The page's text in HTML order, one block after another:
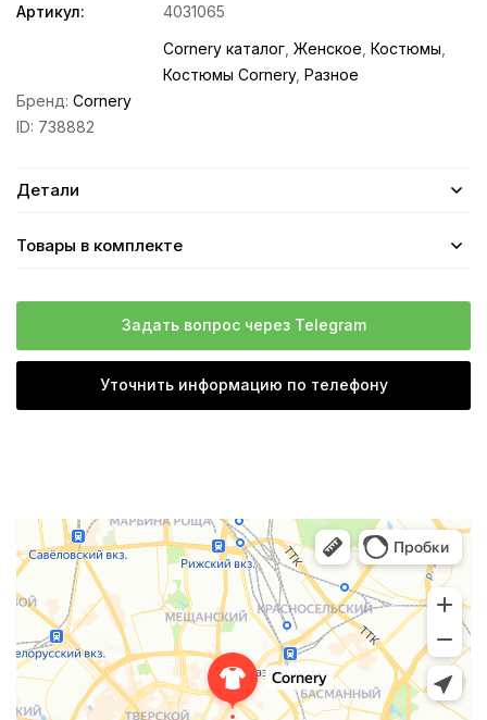
Артикул:
4031065
Cornery каталог Женское Костюмы
Костюмы Cornery, Разное
Бренд: Cornery
ID: 738882
Детали
Товары в комплекте
Задать вопрос через Telegram
Уточнить информацию по телефону